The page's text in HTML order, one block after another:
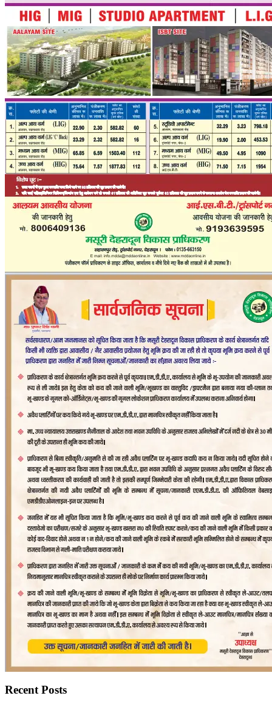
Recent Posts